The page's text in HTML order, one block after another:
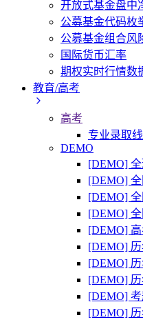
开放式基金盘中
公募基金代码枚
公募基金组合风
国际货币汇率
期权实时行情数
教育/高考
高考
专业录取
DEMO
[DEMO]
[DEMO]
[DEMO]
[DEMO]
[DEMO]
[DEMO]
[DEMO]
[DEMO]
[DEMO]
[DEMO]